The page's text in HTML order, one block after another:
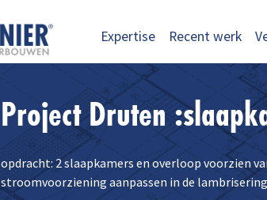
Expertise Recent werk
Project Druten
opdracht: 2 slaapkamers en overloop voorzien
stroomvoorziening aanpassen in de